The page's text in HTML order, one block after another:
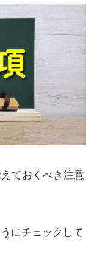
ておくべき注意
にチェックして